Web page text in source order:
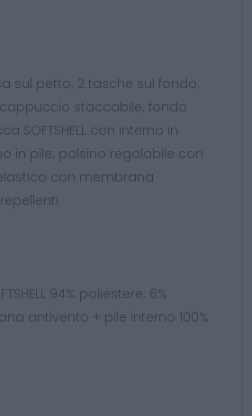
sul petto; 2 tasche sul fondo;
staccabile; fondo
SOFTSHELL con interno in
in pile; polsino regolabile con
con membrana
94% poliestere; 6%
antivento + pile interno 100%